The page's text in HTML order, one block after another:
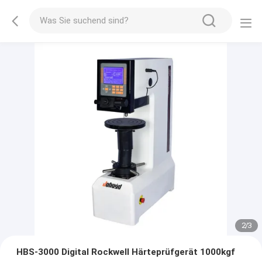
2/3
HBS-3000 Digital Rockwell Härteprüfgerät 1000kgf